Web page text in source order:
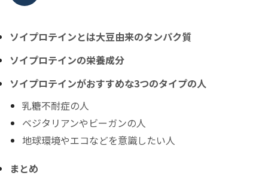
ソイプロテインとは大豆由来のタンパク質
ソイプロテインの栄養成分
ソイプロテインがおすすめな3つのタイプの人
乳糖不耐症の人
ベジタリアンやビーガンの人
地球環境やエコなどを意識したい人
まとめ